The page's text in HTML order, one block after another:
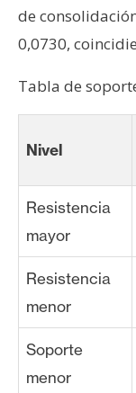
de
0,0730,
Tabla de
Nivel
Resistencia
mayor
Resistencia
menor
Soporte
menor